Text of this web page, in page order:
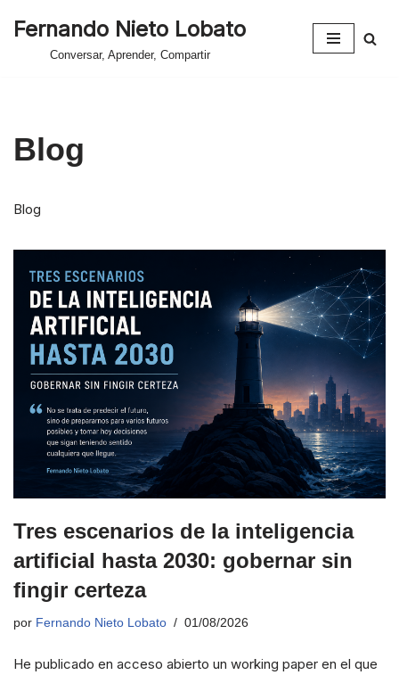
Fernando Nieto Lobato
Conversar, Aprender, Compartir
Blog
Blog
Tres escenarios de la inteligencia
artificial hasta 2030: gobernar sin
fingir certeza
por Fernando Nieto Lobato 01/08/2026
He publicado en acceso abierto un working paper en el que